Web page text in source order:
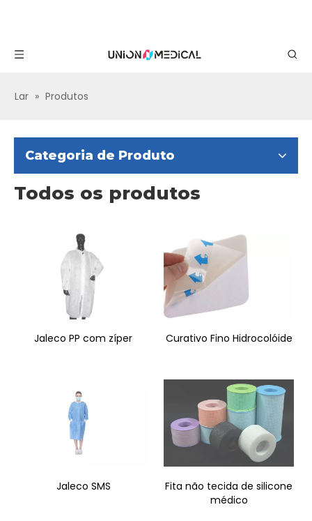
Lar » Produtos
Categoria de Produto
Todos os produtos
Jaleco PP com zíper Curativo Fino Hidrocolóide
Jaleco SMS
Fita não tecida de silicone
médico